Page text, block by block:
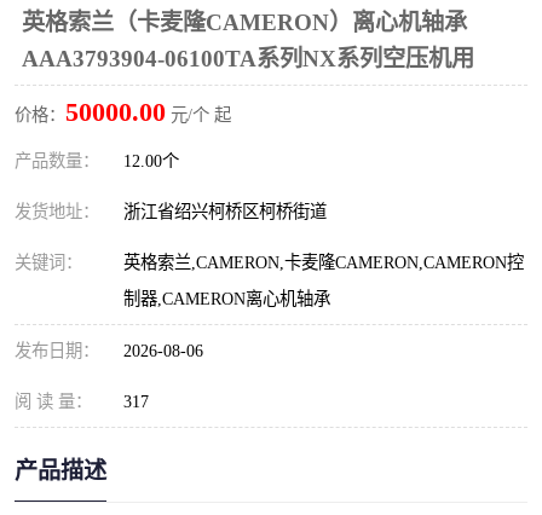
英格索兰（卡麦隆CAMERON）离心机轴承
AAA3793904-06100TA系列NX系列空压机用
价格： 50000.00 元/个 起
产品数量： 12.00个
发货地址： 浙江省绍兴柯桥区柯桥街道
关键词：
英格索兰,CAMERON,卡麦隆CAMERON,CAMERON控
制器,CAMERON离心机轴承
发布日期： 2026-08-06
阅 读 量： 317
产品描述